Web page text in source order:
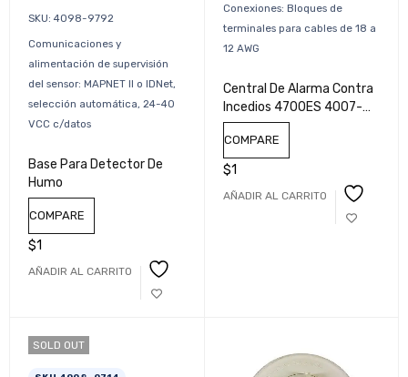
SKU: 4098-9792
Comunicaciones y
alimentación de supervisión
del sensor: MAPNET II o IDNet,
selección automática, 24-40
VCC c/datos
Base Para Detector De
Humo
COMPARE
$1
AÑADIR AL CARRITO
Conexiones: Bloques de
terminales para cables de 18 a
12 AWG
Central De Alarma Contra
Incedios 4700ES 4007-
9201 Simplex
COMPARE
$1
AÑADIR AL CARRITO
SOLD OUT